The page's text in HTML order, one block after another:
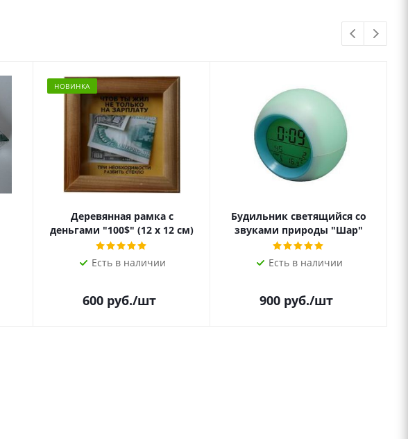
НОВИНКА
Деревянная рамка с
деньгами "100$" (12 х 12 см)
Есть в наличии
600 руб./шт
Будильник светящийся со
звуками природы "Шар"
Есть в наличии
900 руб./шт